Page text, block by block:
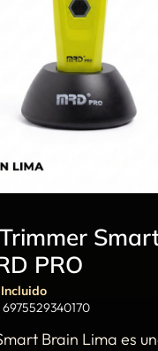
PRO
6975529340170
Brain Lima es